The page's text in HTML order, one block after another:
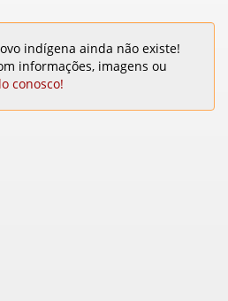
indígena ainda não existe!
informações, imagens ou
conosco!